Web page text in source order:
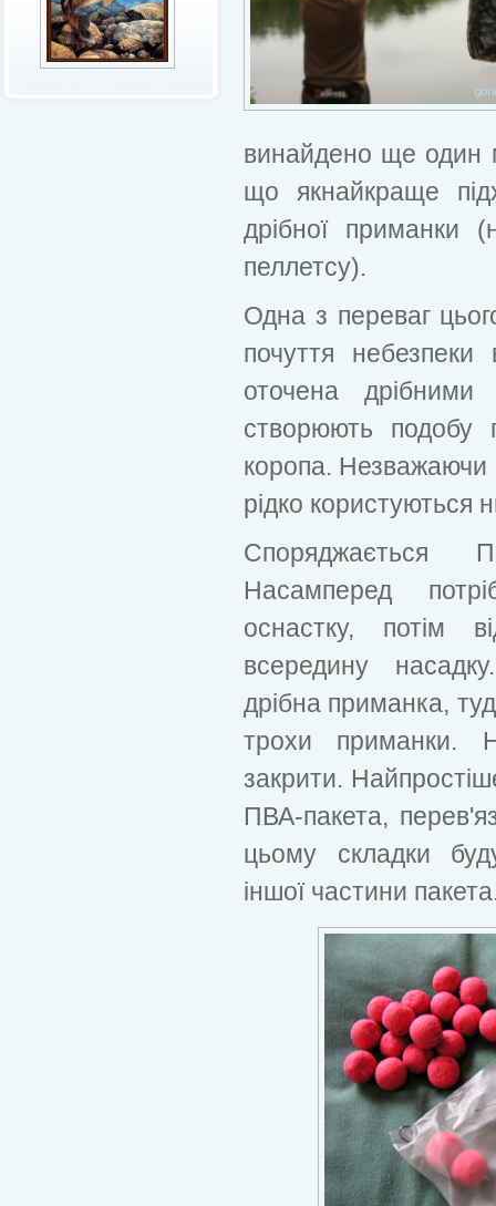
винайдено ще один
що якнайкраще
дрібної приманки
пеллетсу).
Одна з переваг
почуття
оточена
створюють подобу
коропа. Незважаючи
рідко користуються
Споряджається
Насамперед
оснастку, потім
всередину
дрібна приманка,
трохи приманки.
закрити.
ПВА-пакета,
цьому складки
іншої частини